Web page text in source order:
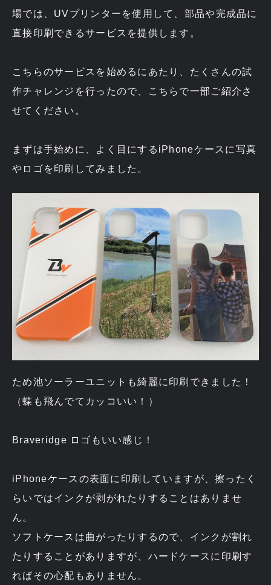
場では、UVプリンターを使用して、部品や完成品に
直接印刷できるサービスを提供します。
こちらのサービスを始めるにあたり、たくさんの試
作チャレンジを行ったので、こちらで一部ご紹介さ
せてください。
まずは手始めに、よく目にするiPhoneケースに写真
やロゴを印刷してみました。
ため池ソーラーユニットも綺麗に印刷できました！
（蝶も飛んでてカッコいい！）
Braveridge ロゴもいい感じ！
iPhoneケースの表面に印刷していますが、擦ったく
らいではインクが剥がれたりすることはありませ
ん。
ソフトケースは曲がったりするので、インクが割れ
たりすることがありますが、ハードケースに印刷す
ればその心配もありません。